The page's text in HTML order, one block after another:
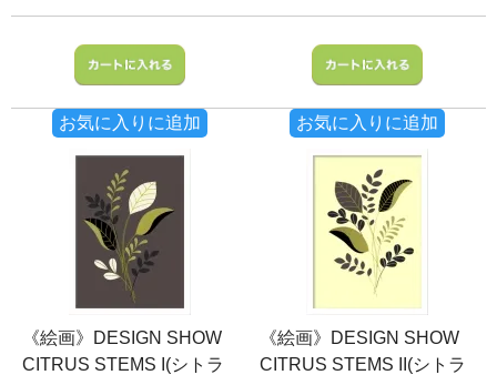
お気に入りに追加 お気に入りに追加
《絵画》DESIGN SHOW
CITRUS STEMS I(シトラ
《絵画》DESIGN SHOW
CITRUS STEMS II(シトラ